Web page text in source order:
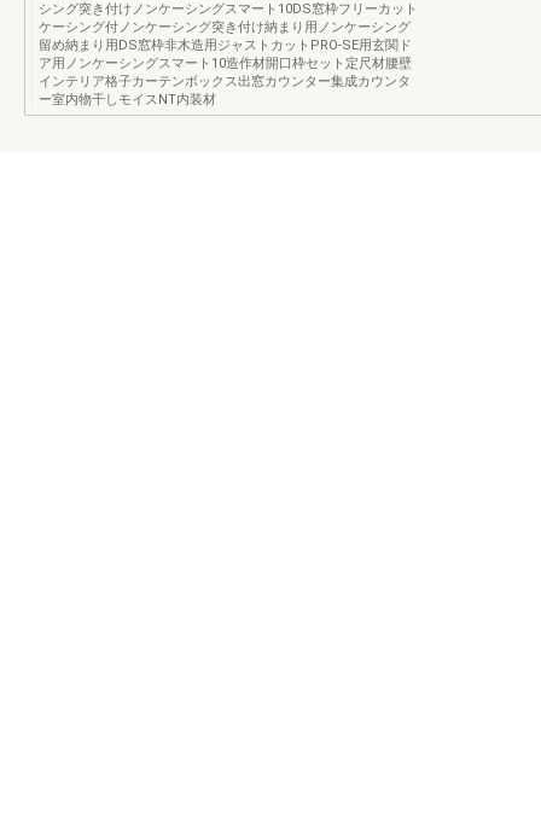
シング突き付けノンケーシングスマート10DS窓枠フリーカット
ケーシング付ノンケーシング突き付け納まり用ノンケーシング
留め納まり用DS窓枠非木造用ジャストカットPRO-SE用玄関ド
ア用ノンケーシングスマート10造作材開口枠セット定尺材腰壁
インテリア格子カーテンボックス出窓カウンター集成カウンタ
ー室内物干しモイスNT内装材